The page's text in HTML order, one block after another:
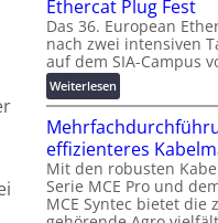
a
r
e
n
z
u
n
g
s
f
ö
r
d
e
r
u
w
i
r
z
u
E
n
e
t
e
r
n
t
i
c
k
Ethercat Plug Fest
Das 36. European
nach zwei intensiven
auf dem SIA-Campus
Weiterlesen:
R
e
k
o
r
d
effizienteres
Mit den robusten
Serie MCE Pro und
MCE Syntec bietet die